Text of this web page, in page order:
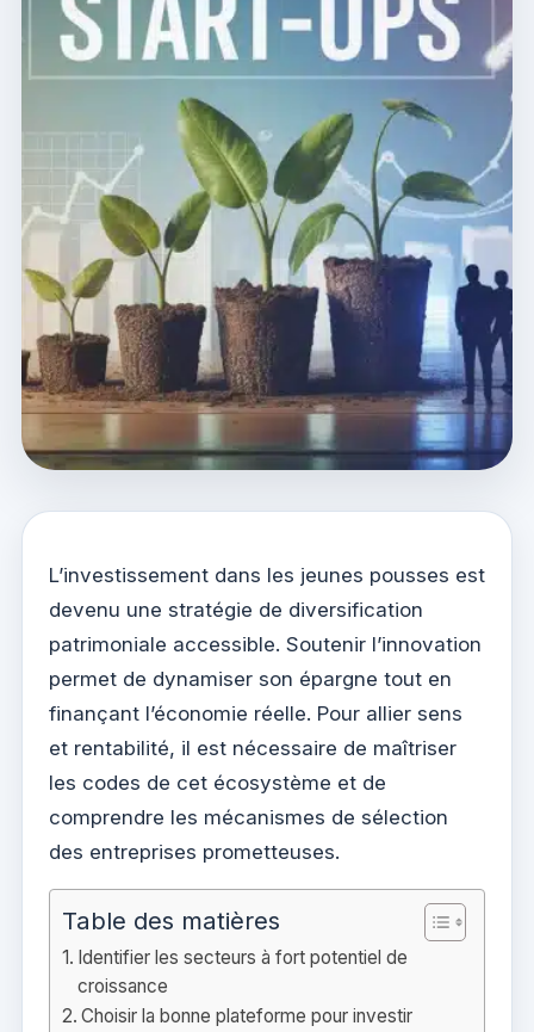
L’investissement dans les jeunes pousses est
devenu une stratégie de diversification
patrimoniale accessible. Soutenir l’innovation
permet de dynamiser son épargne tout en
finançant l’économie réelle. Pour allier sens
et rentabilité, il est nécessaire de maîtriser
les codes de cet écosystème et de
comprendre les mécanismes de sélection
des entreprises prometteuses.
Table des matières
Identifier les secteurs à fort potentiel de
croissance
Choisir la bonne plateforme pour investir